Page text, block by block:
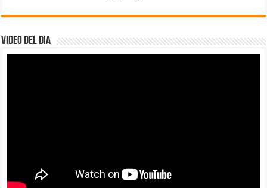
Video del dia